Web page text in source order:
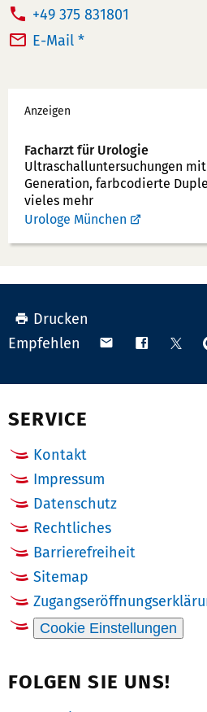
T
e
n
n
u
m
+49 375 831801
E-Mail *
Werbung
Anzeigen
Facharzt für Urologie
Ultraschallunter­suchungen
Generation, farbcodierte
vieles mehr
Urologe München
Drucken
Empfehlen
Teilen Teilen
SERVICE
Kontakt
Impressum
Datenschutz
Rechtliches
Barrierefreiheit
Sitemap
Cookie Einstellungen
FOLGEN SIE UNS!